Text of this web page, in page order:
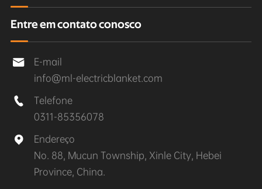
Entre em contato conosco

E-mail
info@ml-electricblanket.com

Telefone
0311-85356078

Endereço
No. 88, Mucun Township, Xinle City, Hebei
Province, China.